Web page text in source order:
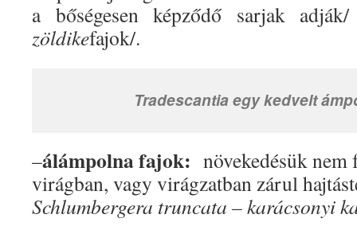
a bőségesen képződő sarjak
zöldikefajok/.
Tradescantia egy kedvelt
–álámpolna fajok: növekedésük
virágban, vagy virágzatban zárul
Schlumbergera truncata – karácsonyi